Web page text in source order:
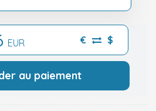
EUR € $
au paiement